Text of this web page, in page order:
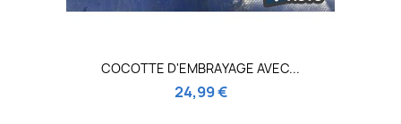
COCOTTE D'EMBRAYAGE AVEC...
24,99 €